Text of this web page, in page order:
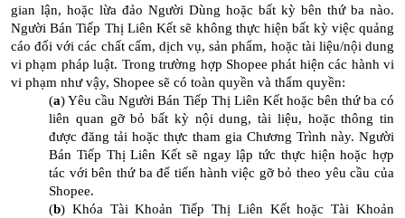
gian lận, hoặc lừa đảo Người Dùng hoặc bất kỳ bên thứ ba nào.
Người Bán Tiếp Thị Liên Kết sẽ không thực hiện bất kỳ việc quảng
cáo đối với các chất cấm, dịch vụ, sản phẩm, hoặc tài liệu/nội dung
vi phạm pháp luật. Trong trường hợp Shopee phát hiện các hành vi
vi phạm như vậy, Shopee sẽ có toàn quyền và thẩm quyền:
(a) Yêu cầu Người Bán Tiếp Thị Liên Kết hoặc bên thứ ba có
liên quan gỡ bỏ bất kỳ nội dung, tài liệu, hoặc thông tin
được đăng tải hoặc thực tham gia Chương Trình này. Người
Bán Tiếp Thị Liên Kết sẽ ngay lập tức thực hiện hoặc hợp
tác với bên thứ ba để tiến hành việc gỡ bỏ theo yêu cầu của
Shopee.
(b) Khóa Tài Khoản Tiếp Thị Liên Kết hoặc Tài Khoản